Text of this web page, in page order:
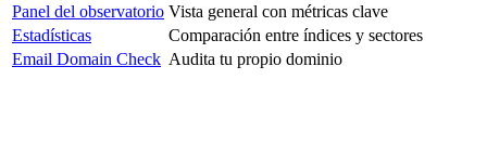
Panel del observatorio Vista general con métricas clave
Estadísticas
Comparación entre índices y sectores
Email Domain Check Audita tu propio dominio